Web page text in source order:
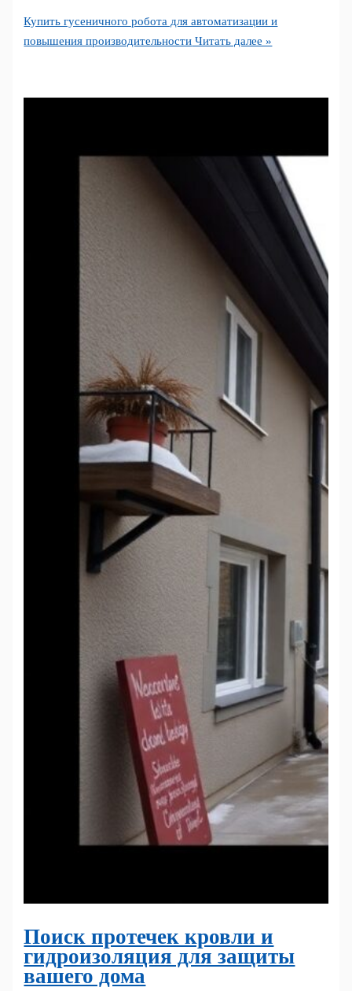
Купить гусеничного робота для автоматизации и
повышения производительности Читать далее »
Поиск протечек кровли и
гидроизоляция для защиты
вашего дома